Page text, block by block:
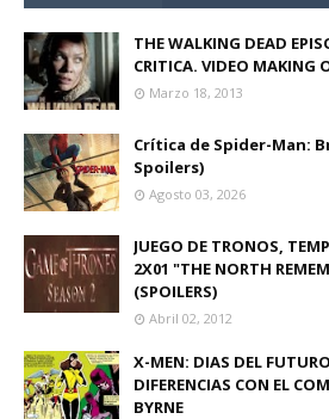
THE WALKING DEAD
CRITICA. VIDEO MAKING
Marzo 18, 2013
Crítica de Spider-Man:
Spoilers)
Agosto 03, 2026
JUEGO DE TRONOS,
2X01 "THE NORTH
(SPOILERS)
Abril 02, 2012
X-MEN: DIAS DEL
DIFERENCIAS CON EL
BYRNE